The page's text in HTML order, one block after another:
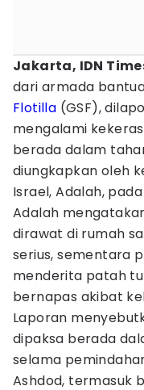
Jakarta, IDN
dari armada
Flotilla (GSF),
mengalami
berada dalam
diungkapkan oleh
Israel, Adalah,
Adalah
dirawat di rumah
serius, sementara
menderita patah
bernapas akibat
Laporan
dipaksa berada
selama
Ashdod, termasuk